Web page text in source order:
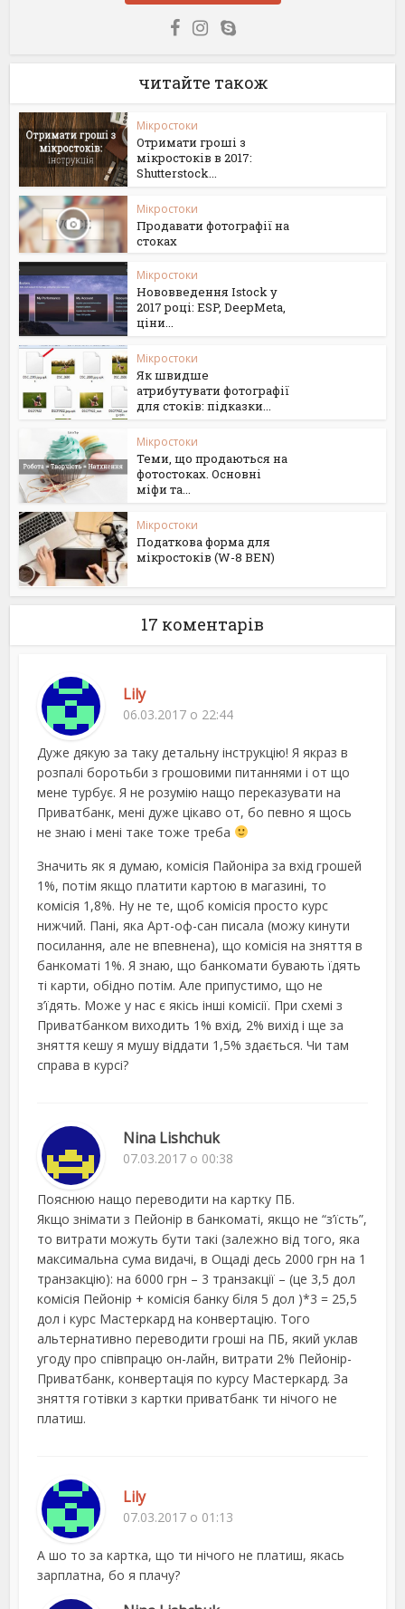
читайте також
Мікростоки
Отримати гроші з
мікростоків в 2017:
Shutterstock...
Мікростоки
Продавати фотографії на
стоках
Мікростоки
Нововведення Istock у
2017 році: ESP, DeepMeta,
ціни...
Мікростоки
Як швидше
атрибутувати фотографії
для стоків: підказки...
Мікростоки
Теми, що продаються на
фотостоках. Основні
міфи та...
Мікростоки
Податкова форма для
мікростоків (W-8 BEN)
17 коментарів
Lily
06.03.2017 о 22:44
Дуже дякую за таку детальну інструкцію! Я якраз в
розпалі боротьби з грошовими питаннями і от що
мене турбує. Я не розумію нащо переказувати на
Приватбанк, мені дуже цікаво от, бо певно я щось
не знаю і мені таке тоже треба
Значить як я думаю, комісія Пайоніра за вхід грошей
1%, потім якщо платити картою в магазині, то
комісія 1,8%. Ну не те, щоб комісія просто курс
нижчий. Пані, яка Арт-оф-сан писала (можу кинути
посилання, але не впевнена), що комісія на зняття в
банкоматі 1%. Я знаю, що банкомати бувають їдять
ті карти, обідно потім. Але припустимо, що не
з’їдять. Може у нас є якісь інші комісії. При схемі з
Приватбанком виходить 1% вхід, 2% вихід і ще за
зняття кешу я мушу віддати 1,5% здається. Чи там
справа в курсі?
Nina Lishchuk
07.03.2017 о 00:38
Пояснюю нащо переводити на картку ПБ.
Якщо знімати з Пейонір в банкоматі, якщо не “з’їсть”,
то витрати можуть бути такі (залежно від того, яка
максимальна сума видачі, в Ощаді десь 2000 грн на 1
транзакцію): на 6000 грн – 3 транзакції – (це 3,5 дол
комісія Пейонір + комісія банку біля 5 дол )*3 = 25,5
дол і курс Мастеркард на конвертацію. Того
альтернативно переводити гроші на ПБ, який уклав
угоду про співпрацю он-лайн, витрати 2% Пейонір-
Приватбанк, конвертація по курсу Мастеркард. За
зняття готівки з картки приватбанк ти нічого не
платиш.
Lily
07.03.2017 о 01:13
А шо то за картка, що ти нічого не платиш, якась
зарплатна, бо я плачу?